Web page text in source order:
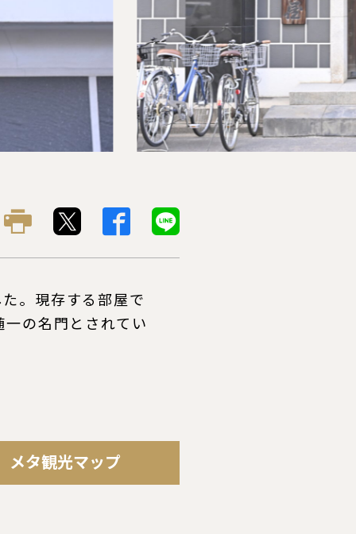
。現存する部屋で
の名門とされてい
メタ観光マップ